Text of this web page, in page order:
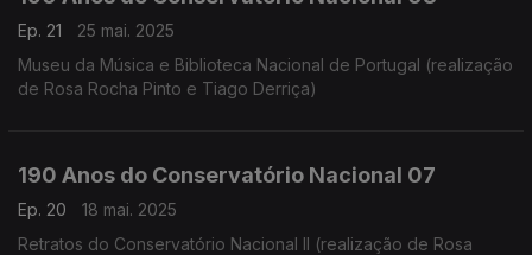
Ep. 21
25 mai. 2025
Museu da Música e Biblioteca Nacional de Portugal (realização
de Rosa Rocha Pinto e Tiago Derriça)
190 Anos do Conservatório Nacional 07
Ep. 20
18 mai. 2025
Retratos do Conservatório Nacional II (realização de Rosa